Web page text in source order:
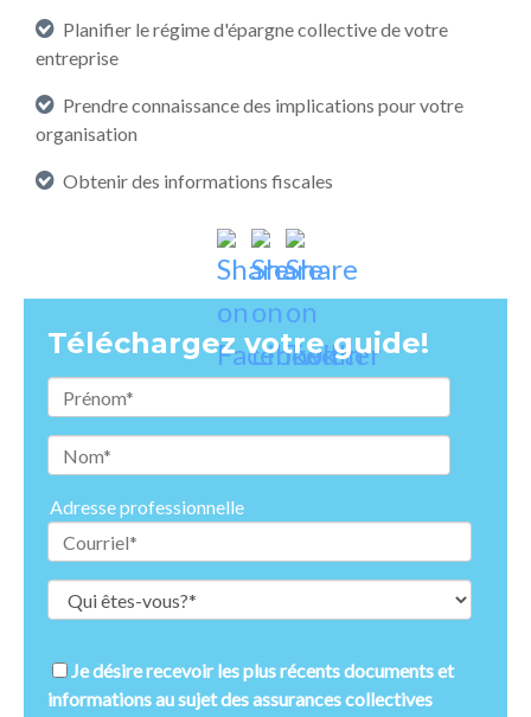
Planifier le régime d'épargne collective de votre
entreprise
Prendre connaissance des implications pour votre
organisation
Obtenir des informations fiscales
Téléchargez votre guide!
Adresse professionnelle
Je désire recevoir les plus récents documents et
informations au sujet des assurances collectives